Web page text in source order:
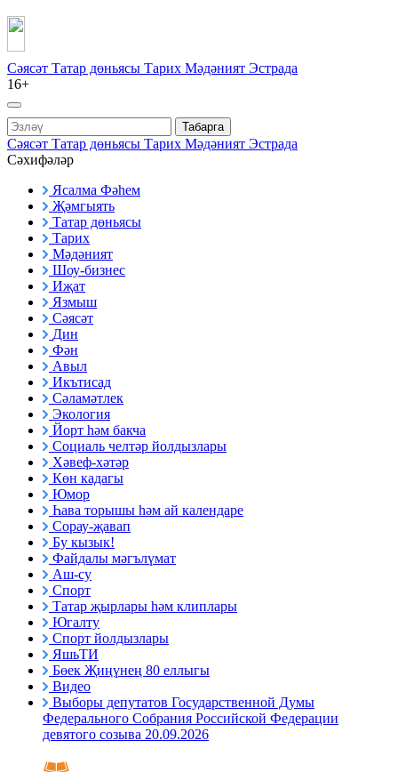
Сәясәт Татар дөньясы Тарих Мәдәният Эстрада
16+
Табарга
Сәясәт Татар дөньясы Тарих Мәдәният Эстрада
Сәхифәләр
Ясалма Фәһем
Җәмгыять
Татар дөньясы
Тарих
Мәдәният
Шоу-бизнес
Иҗат
Язмыш
Сәясәт
Дин
Фән
Авыл
Икътисад
Сәламәтлек
Экология
Йорт һәм бакча
Социаль челтәр йолдызлары
Хәвеф-хәтәр
Көн кадагы
Юмор
Һава торышы һәм ай календаре
Сорау-җавап
Бу кызык!
Файдалы мәгълүмат
Аш-су
Спорт
Татар җырлары һәм клиплары
Югалту
Спорт йолдызлары
ЯшьТИ
Бөек Җиңүнең 80 еллыгы
Видео
Выборы депутатов Государственной Думы
Федерального Собрания Российской Федерации
девятого созыва 20.09.2026